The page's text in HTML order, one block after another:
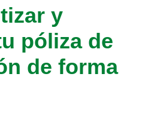
y
póliza de
de forma